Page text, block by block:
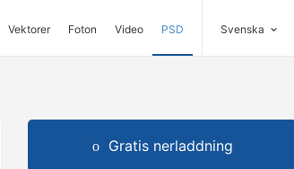
Vektorer Foton Video PSD Svenska
Gratis nerladdning